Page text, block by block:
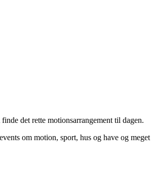
det rette motionsarrangement til dagen.
om motion, sport, hus og have og meget